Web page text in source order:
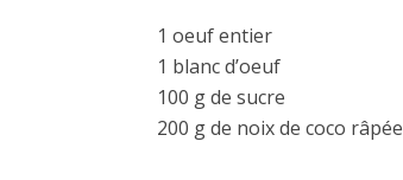
1 oeuf entier
1 blanc d’oeuf
100 g de sucre
200 g de noix de coco râpée